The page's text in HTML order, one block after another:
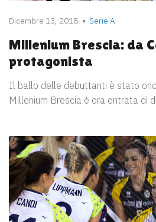
Dicembre 13, 2018 Serie A
Millenium Brescia: da
protagonista
Il ballo delle debuttanti è stato
Millenium Brescia è ora entrata di